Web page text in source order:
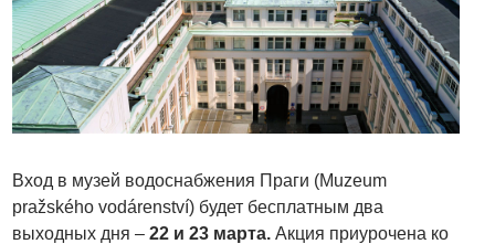
Вход в музей водоснабжения Праги (Muzeum
pražského vodárenství) будет бесплатным два
выходных дня –22 и 23 марта. Акция приурочена ко